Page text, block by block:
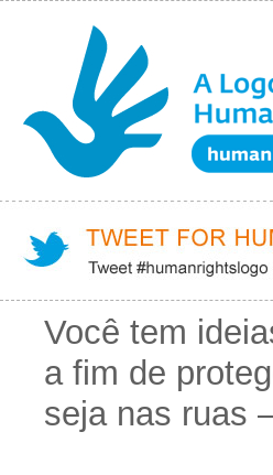
Você tem
a fim de
seja nas ruas